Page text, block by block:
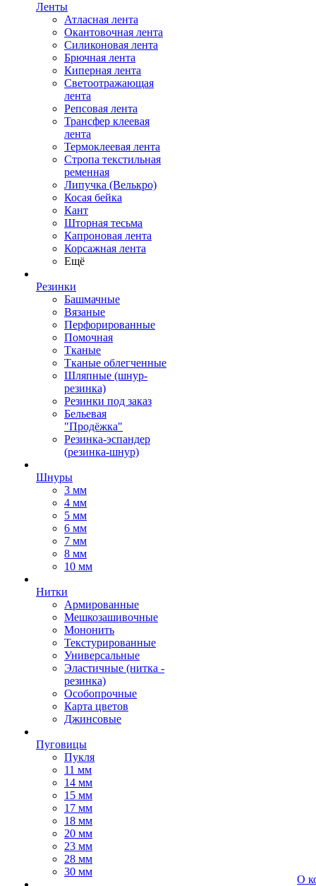
Ленты
Атласная лента
Окантовочная лента
Силиконовая лента
Брючная лента
Киперная лента
Светоотражающая
лента
Репсовая лента
Трансфер клеевая
лента
Термоклеевая лента
Стропа текстильная
ременная
Липучка (Велькро)
Косая бейка
Кант
Шторная тесьма
Капроновая лента
Корсажная лента
Ещё
Резинки
Башмачные
Вязаные
Перфорированные
Помочная
Тканые
Тканые облегченные
Шляпные (шнур-
резинка)
Резинки под заказ
Бельевая
"Продёжка"
Резинка-эспандер
(резинка-шнур)
Шнуры
3 мм
4 мм
5 мм
6 мм
7 мм
8 мм
10 мм
Нитки
Армированные
Мешкозашивочные
Мононить
Текстурированные
Универсальные
Эластичные (нитка -
резинка)
Особопрочные
Карта цветов
Джинсовые
Пуговицы
Пукля
11 мм
14 мм
15 мм
17 мм
18 мм
20 мм
23 мм
28 мм
30 мм
О